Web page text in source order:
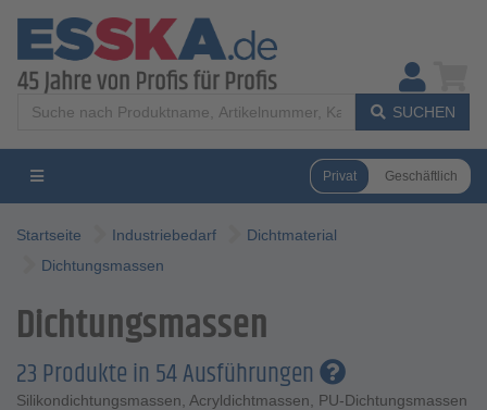
SUCHEN
Privat Geschäftlich
Startseite Industriebedarf
Dichtmaterial
Dichtungsmassen
Dichtungsmassen
23 Produkte in 54 Ausführungen
Silikondichtungsmassen, Acryldichtmassen, PU-Dichtungsmassen